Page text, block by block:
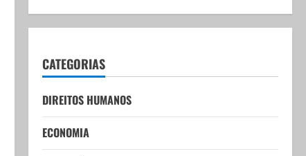
CATEGORIAS
DIREITOS HUMANOS
ECONOMIA